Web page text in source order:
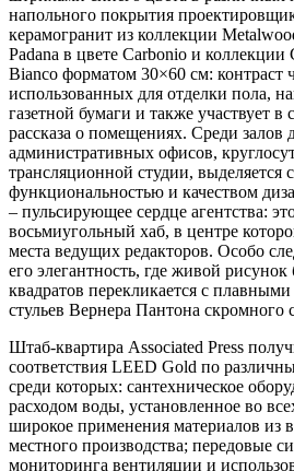
напольного покрытия
керамогранит из коллекции
Padana в цвете Carbonio и коллекции
Bianco форматом 30×60 см: контраст
использованных для отделки пола,
газетной бумаги и также участвует в
рассказа о помещениях. Среди залов
административных офисов,
трансляционной студии, выделяется
функциональностью и качеством
– пульсирующее сердце агентства:
восьмиугольный хаб, в центре
места ведущих редакторов. Особо
его элегантность, где живой
квадратов перекликается с
стульев Вернера Пантона скромного
Штаб-квартира Associated Press
соответствия LEED Gold по
среди которых: сантехническое
расходом воды, установленное во
широкое применения материалов из
местного производства; передовые
мониторинга вентиляции и